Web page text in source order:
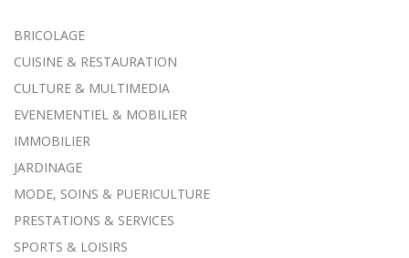
BRICOLAGE
CUISINE & RESTAURATION
CULTURE & MULTIMEDIA
EVENEMENTIEL & MOBILIER
IMMOBILIER
JARDINAGE
MODE, SOINS & PUERICULTURE
PRESTATIONS & SERVICES
SPORTS & LOISIRS